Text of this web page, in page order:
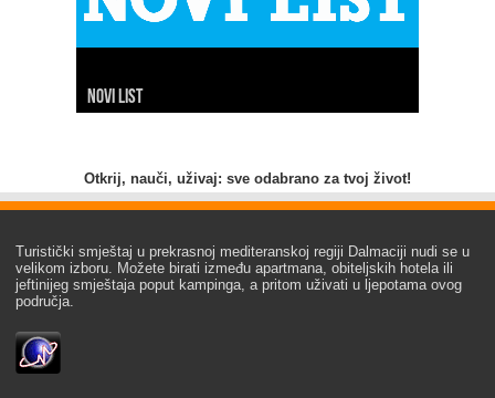
Novi list
Slobodna Dalmacija
Net.hr
Dalmacija danas
7 dnevno
24 sata
Index
Hina
Otkrij, nauči, uživaj: sve odabrano za tvoj život!
Turistički smještaj u prekrasnoj mediteranskoj regiji Dalmaciji nudi se u
velikom izboru. Možete birati između apartmana, obiteljskih hotela ili
jeftinijeg smještaja poput kampinga, a pritom uživati u ljepotama ovog
područja.